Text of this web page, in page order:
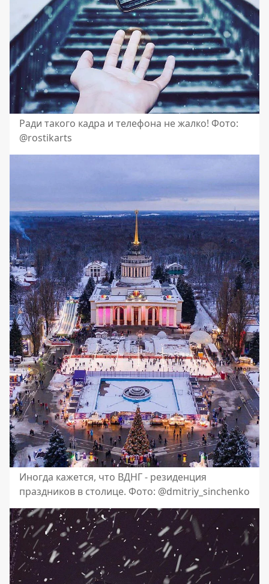
Ради такого кадра и телефона не жалко! Фото:
@rostikarts
Иногда кажется, что ВДНГ - резиденция
праздников в столице. Фото: @dmitriy_sinchenko